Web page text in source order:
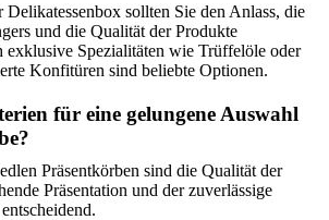
sollten Sie den Anlass, die
und die Qualität der Produkte
exklusive Spezialitäten wie Trüffelöle oder
Konfitüren sind beliebte Optionen.
für eine gelungene Auswahl
Präsentkörben sind die Qualität der
Präsentation und der zuverlässige